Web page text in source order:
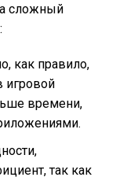
сложный
как правило,
времени,
так как